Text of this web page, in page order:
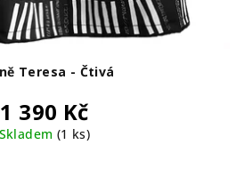
Teresa - Čtivá
1 390 Kč
Skladem (1 ks)